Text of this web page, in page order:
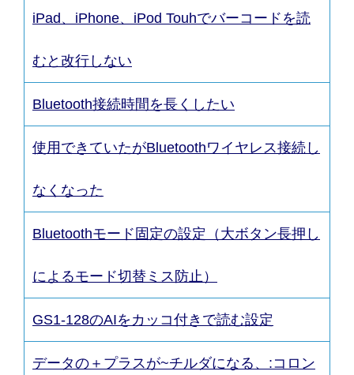
iPad、iPhone、iPod Touhでバーコードを読
むと改行しない
Bluetooth接続時間を長くしたい
使用できていたがBluetoothワイヤレス接続し
なくなった
Bluetoothモード固定の設定（大ボタン長押し
によるモード切替ミス防止）
GS1-128のAIをカッコ付きで読む設定
データの＋プラスが~チルダになる、:コロン